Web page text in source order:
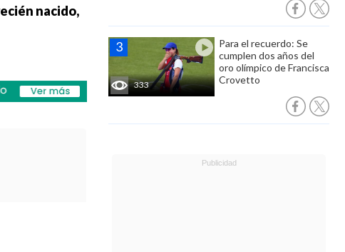
333
Para el recuerdo: Se
cumplen dos años del
oro olímpico de Francisca
Crovetto
nacido,